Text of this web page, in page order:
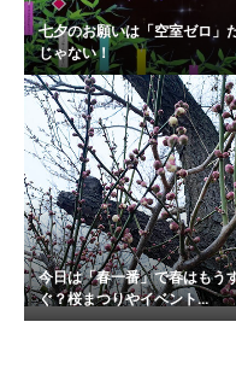
七夕のお願いは「空室ゼロ」
じゃない！
今日は「春一番」で春はもう
ぐ？桜まつりやイベント...